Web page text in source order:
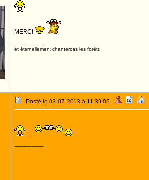
MERCI
--------------------
et éternellement chanterons les forêts
Posté le 03-07-2013 à 11:39:06
...
--------------------